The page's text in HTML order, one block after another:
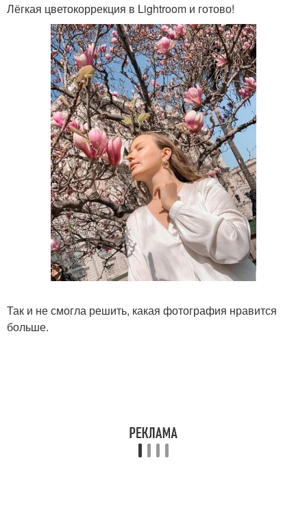
Лёгкая цветокоррекция в Lightroom и готово!
Так и не смогла решить, какая фотография нравится
больше.